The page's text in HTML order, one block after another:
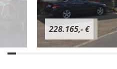
228.165,- €